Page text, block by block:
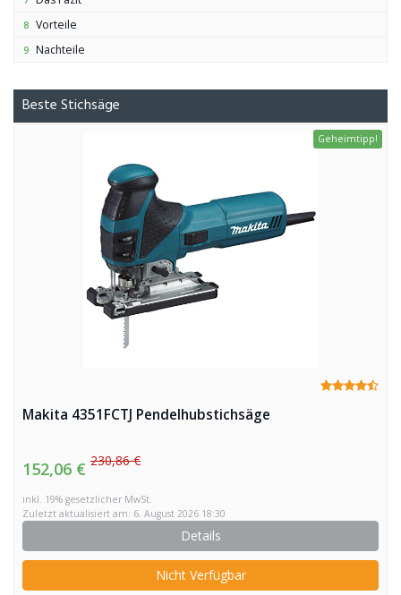
8 Vorteile
9 Nachteile
Beste Stichsäge
Geheimtipp!
Makita 4351FCTJ Pendelhubstichsäge
152,06 € 230,86 €
inkl. 19% gesetzlicher MwSt.
Zuletzt aktualisiert am: 6. August 2026 18:30
Details
Nicht Verfügbar